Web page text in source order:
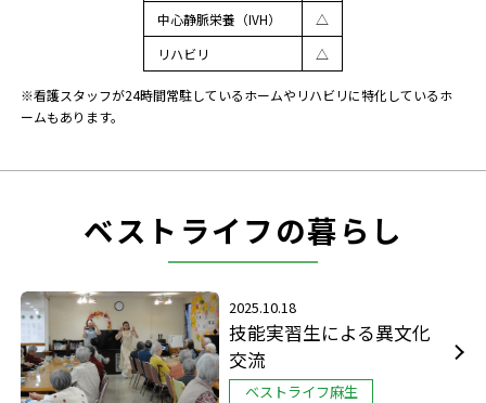
中心静脈栄養（IVH）
△
リハビリ
△
※看護スタッフが24時間常駐しているホームやリハビリに特化しているホ
ームもあります。
ベストライフの暮らし
2025.10.18
技能実習生による異文化
交流
ベストライフ麻生